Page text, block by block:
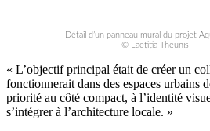
Détail d’un panneau mural du projet
© Laetitia Theunis
« L’objectif principal était de créer un
fonctionnerait dans des espaces urbains
priorité au côté compact, à l’identité
s’intégrer à l’architecture locale. »